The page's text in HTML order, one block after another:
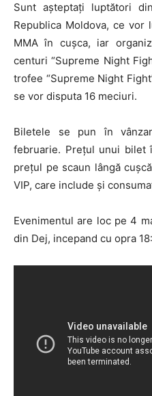
Sunt așteptați luptători
Republica Moldova, ce
MMA în cușca, iar
centuri “Supreme Night
trofee “Supreme Night
se vor disputa 16 meciuri.
Biletele se pun în
februarie. Prețul unui
prețul pe scaun lângă
VIP, care include și
Evenimentul are loc pe 4
din Dej, incepand cu opra